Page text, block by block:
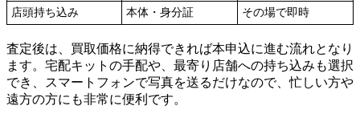
店頭持ち込み
本体・身分証 その場で即時
査定後は、買取価格に納得できれば本申込に進む流れとなり
ます。宅配キットの手配や、最寄り店舗への持ち込みも選択
でき、スマートフォンで写真を送るだけなので、忙しい方や
遠方の方にも非常に便利です。